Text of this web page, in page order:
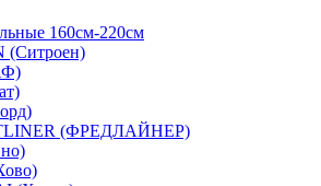
160см-220см
(Ситроен)
(ФРЕДЛАЙНЕР)